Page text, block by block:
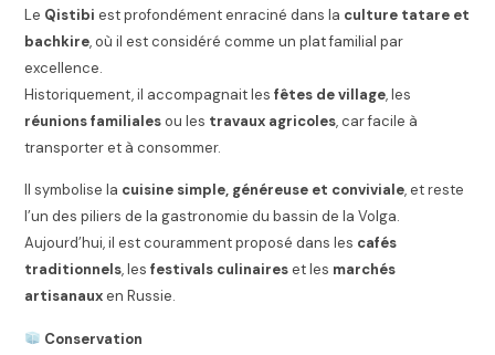
Le Qistibi est profondément enraciné dans la culture tatare et
bachkire, où il est considéré comme un plat familial par
excellence.
Historiquement, il accompagnait lesfêtes de village, les
réunions familialesou les travaux agricoles, car facile à
transporter et à consommer.
Il symbolise la cuisine simple, généreuse et conviviale, et reste
l’un des piliers de la gastronomie du bassin de la Volga.
Aujourd’hui, il est couramment proposé dans les cafés
traditionnels, lesfestivals culinaireset les marchés
artisanauxen Russie.
Conservation